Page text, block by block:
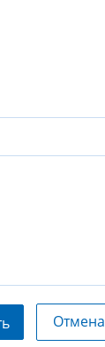
Отмена